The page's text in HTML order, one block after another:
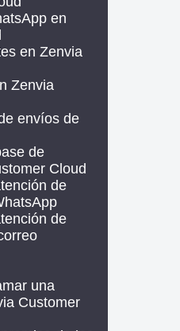
en
en Zenvia
Zenvia
envíos de
de
Cloud
de
de
una
Customer